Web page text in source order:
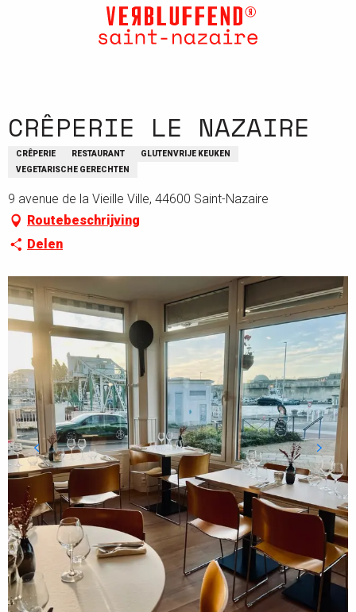
CRÊPERIE LE NAZAIRE
CRÊPERIE RESTAURANT
GLUTENVRIJE KEUKEN
VEGETARISCHE GERECHTEN
9 avenue de la Vieille Ville, 44600 Saint-Nazaire
Routebeschrijving
Delen